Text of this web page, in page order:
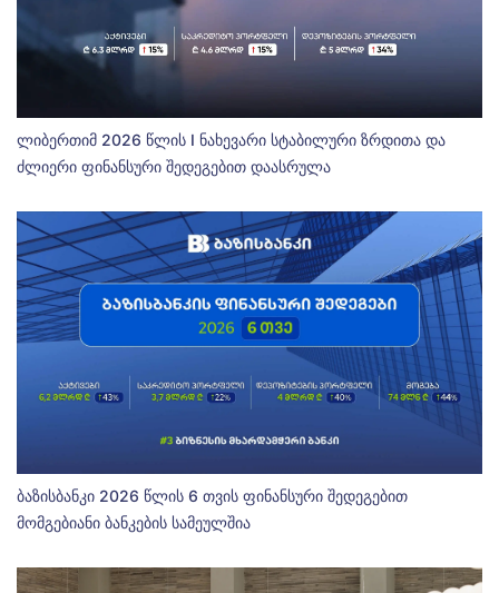
ლიბერთიმ 2026 წლის I ნახევარი სტაბილური ზრდითა და
ძლიერი ფინანსური შედეგებით დაასრულა
ბაზისბანკი 2026 წლის 6 თვის ფინანსური შედეგებით
მომგებიანი ბანკების სამეულშია